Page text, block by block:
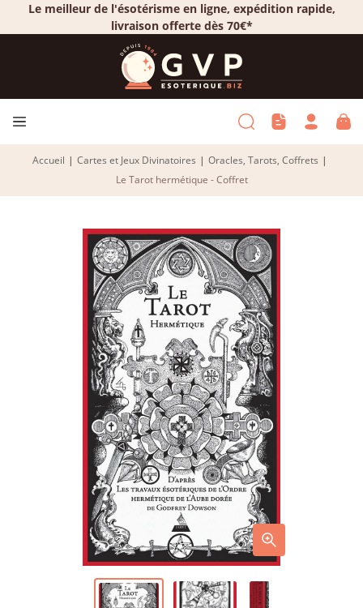
Le meilleur de l'ésotérisme en ligne, expédition rapide,
livraison offerte dès 70€*
Accueil | Cartes et Jeux Divinatoires | Oracles, Tarots, Coffrets |
Le Tarot hermétique - Coffret